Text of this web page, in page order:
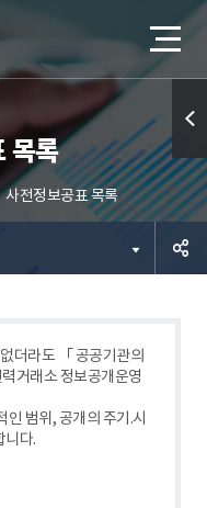
목록
사전정보공표 목록
더라도 「 공공기관의
거래소 정보공개운영
범위, 공개의 주기.시
니다.
퀵메
뉴 열
기